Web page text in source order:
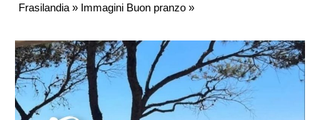
Frasilandia » Immagini Buon pranzo »